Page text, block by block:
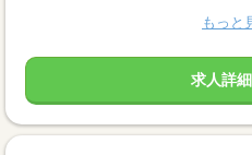
もっと
求人詳